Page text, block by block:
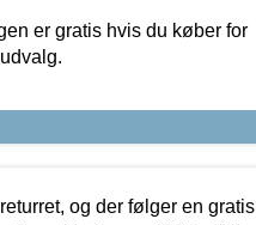
er gratis hvis du køber for
og der følger en gratis